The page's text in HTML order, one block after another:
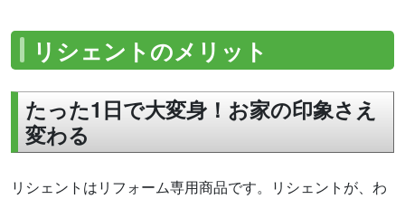
リシェントのメリット
たった1日で大変身！お家の印象さえ
変わる
リシェントはリフォーム専用商品です。リシェントが、わ